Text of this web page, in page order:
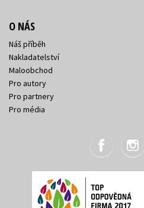
O NÁS
Náš příběh
Nakladatelství
Maloobchod
Pro autory
Pro partnery
Pro média